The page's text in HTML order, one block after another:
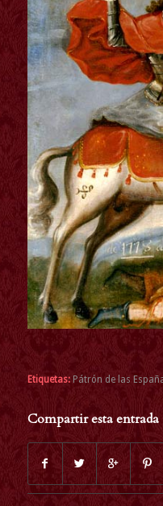
Etiquetas: Pátrón de las
Compartir esta entrada